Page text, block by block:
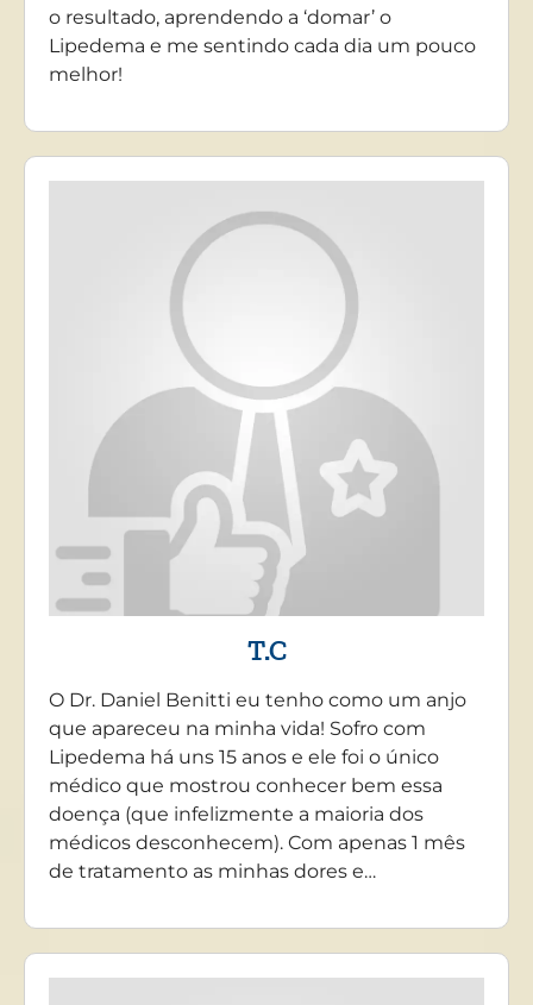
o resultado, aprendendo a ‘domar’ o
Lipedema e me sentindo cada dia um pouco
melhor!
T.C
O Dr. Daniel Benitti eu tenho como um anjo
que apareceu na minha vida! Sofro com
Lipedema há uns 15 anos e ele foi o único
médico que mostrou conhecer bem essa
doença (que infelizmente a maioria dos
médicos desconhecem). Com apenas 1 mês
de tratamento as minhas dores e…